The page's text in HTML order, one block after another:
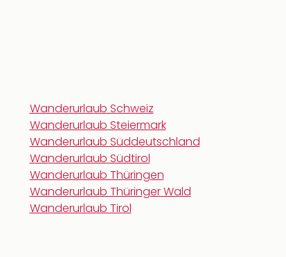
Wanderurlaub Schweiz
Wanderurlaub Steiermark
Wanderurlaub Süddeutschland
Wanderurlaub Südtirol
Wanderurlaub Thüringen
Wanderurlaub Thüringer Wald
Wanderurlaub Tirol